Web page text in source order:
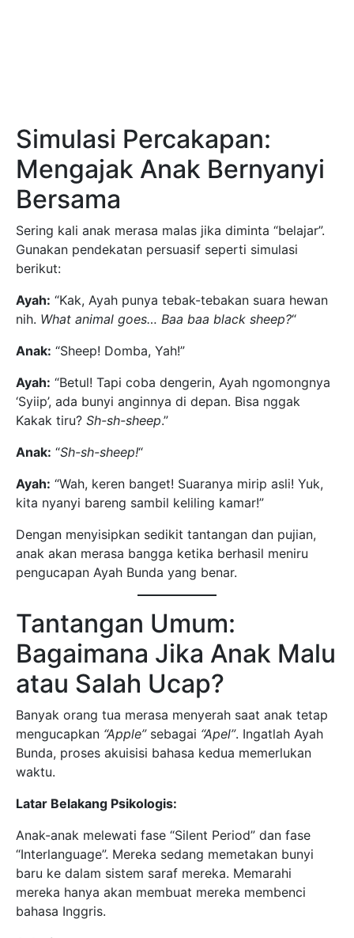
Simulasi Percakapan:
Mengajak Anak Bernyanyi
Bersama
Sering kali anak merasa malas jika diminta “belajar”.
Gunakan pendekatan persuasif seperti simulasi
berikut:
Ayah: “Kak, Ayah punya tebak-tebakan suara hewan
nih. What animal goes… Baa baa black sheep?“
Anak: “Sheep! Domba, Yah!”
Ayah: “Betul! Tapi coba dengerin, Ayah ngomongnya
‘Syiip’, ada bunyi anginnya di depan. Bisa nggak
Kakak tiru? Sh-sh-sheep.”
Anak: “Sh-sh-sheep!“
Ayah: “Wah, keren banget! Suaranya mirip asli! Yuk,
kita nyanyi bareng sambil keliling kamar!”
Dengan menyisipkan sedikit tantangan dan pujian,
anak akan merasa bangga ketika berhasil meniru
pengucapan Ayah Bunda yang benar.
Tantangan Umum:
Bagaimana Jika Anak Malu
atau Salah Ucap?
Banyak orang tua merasa menyerah saat anak tetap
mengucapkan “Apple”sebagai “Apel”. Ingatlah Ayah
Bunda, proses akuisisi bahasa kedua memerlukan
waktu.
Latar Belakang Psikologis:
Anak-anak melewati fase “Silent Period” dan fase
“Interlanguage”. Mereka sedang memetakan bunyi
baru ke dalam sistem saraf mereka. Memarahi
mereka hanya akan membuat mereka membenci
bahasa Inggris.